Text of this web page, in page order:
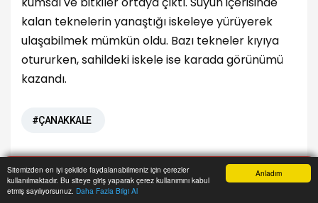
Anladım
Sitemizden en iyi şekilde faydalanabilmeniz için çerezler
kullanılmaktadır. Bu siteye giriş yaparak çerez kullanımını kabul
etmiş sayılıyorsunuz. Daha Fazla Bilgi Al
kalan teknelerin yanaştığı iskeleye yürüyerek
ulaşabilmek mümkün oldu. Bazı tekneler kıyıya
otururken, sahildeki iskele ise karada görünümü
kazandı.
#ÇANAKKALE
GÜNÜN ÖNEMLİ MANŞETLERİ
Anasayfa Yazarlar Haber Ara İhbar Hattı Menu